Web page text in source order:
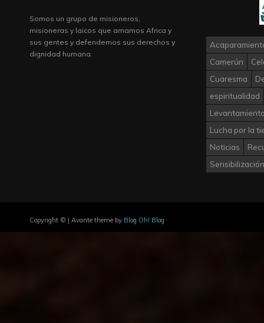
Somos un grupo de misioneros,
misioneras y laicos que amamos Africa y
sus gentes y defendemos sus derechos y
dignidad humana.
Camerún
Cuaresma
espiritualidad
Lucha por la
Noticias
Sensibilización
Copyright © | Avante theme by Blog Oh! Blog